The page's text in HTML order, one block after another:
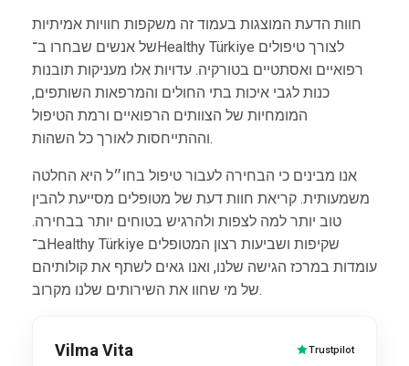
חוות הדעת המוצגות בעמוד זה משקפות חוויות אמיתיות
של אנשים שבחרו ב־Healthy Türkiye לצורך טיפולים
רפואיים ואסתטיים בטורקיה. עדויות אלו מעניקות תובנות
כנות לגבי איכות בתי החולים והמרפאות השותפים,
המומחיות של הצוותים הרפואיים ורמת הטיפול
וההתייחסות לאורך כל השהות.
אנו מבינים כי הבחירה לעבור טיפול בחו״ל היא החלטה
משמעותית. קריאת חוות דעת של מטופלים מסייעת להבין
טוב יותר למה לצפות ולהרגיש בטוחים יותר בבחירה.
ב־Healthy Türkiye שקיפות ושביעות רצון המטופלים
עומדות במרכז הגישה שלנו, ואנו גאים לשתף את קולותיהם
של מי שחוו את השירותים שלנו מקרוב.
Vilma Vita Trustpilot